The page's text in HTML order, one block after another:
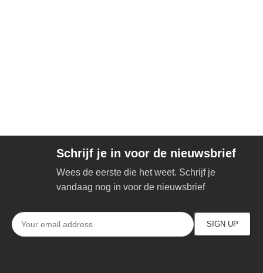
Schrijf je in voor de nieuwsbrief
Wees de eerste die het weet. Schrijf je
vandaag nog in voor de nieuwsbrief